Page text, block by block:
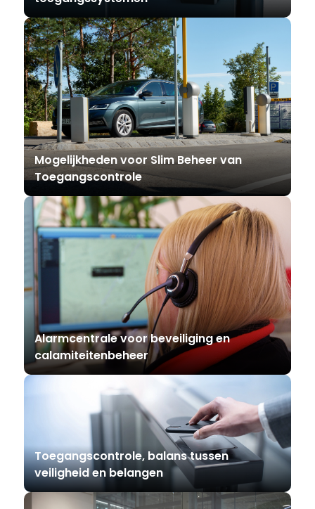
Mogelijkheden voor Slim Beheer van
Toegangscontrole
Alarmcentrale voor beveiliging en
calamiteitenbeheer
Toegangscontrole, balans tussen
veiligheid en belangen